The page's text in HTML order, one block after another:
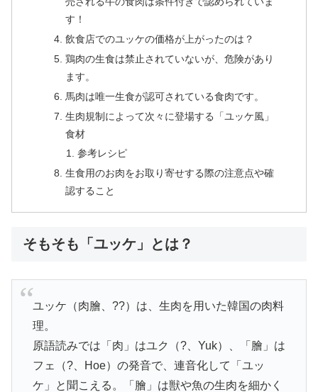
す！
飲食店でのユッケの価格が上がったのは？
鶏肉の生食は禁止されていないが、危険があり
ます。
馬肉は唯一生食が認可されている食肉です。
生肉規制によって次々に登場する「ユッケ風」
食材
参考レシピ
生食用のお肉をお取り寄せする際の注意点や確
認すること
そもそも「ユッケ」とは？
ユッケ（肉膾、??）は、生肉を用いた韓国の肉料
理。
原語読みでは「肉」はユク（?、Yuk）、「膾」は
フェ（?、Hoe）の発音で、連音化して「ユッ
ケ」と聞こえる。「膾」は獣や魚の生肉を細かく